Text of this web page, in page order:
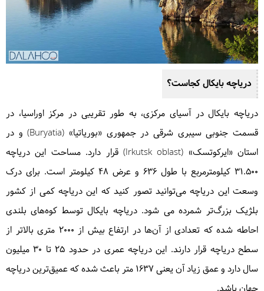
دریاچه بایکال کجاست؟
دریاچه بایکال در آسیای مرکزی، به طور تقریبی در مرکز اوراسیا، در
قسمت جنوبی سیبری شرقی در جمهوری «بوریاتیا» (Buryatia) و در
استان «ایرکوتسک» (Irkutsk oblast) قرار دارد. مساحت این دریاچه
۳۱.۵۰۰ کیلومترمربع با طول ۶۳۶ و عرض ۴۸ کیلومتر است. برای درک
وسعت این دریاچه می‌توانید تصور کنید که این دریاچه کمی از کشور
بلژیک بزرگ‌تر شمرده می شود. دریاچه بایکال توسط کوه‌های بلندی
احاطه شده که تعدادی از آن‌ها در ارتفاع بیش از ۲۰۰۰ متری بالاتر از
سطح دریاچه قرار دارند. این دریاچه عمری در حدود ۲۵ تا ۳۰ میلیون
سال دارد و عمق زیاد آن یعنی ۱۶۳۷ متر باعث شده که عمیق‌ترین دریاچه